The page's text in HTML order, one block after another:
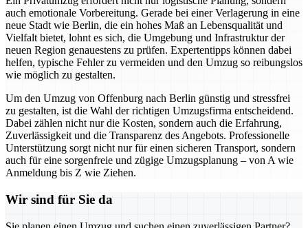
auch emotionale Vorbereitung. Gerade bei einer Verlagerung in eine
neue Stadt wie Berlin, die ein hohes Maß an Lebensqualität und
Vielfalt bietet, lohnt es sich, die Umgebung und Infrastruktur der
neuen Region genauestens zu prüfen. Expertentipps können dabei
helfen, typische Fehler zu vermeiden und den Umzug so reibungslos
wie möglich zu gestalten.
Um den Umzug von Offenburg nach Berlin günstig und stressfrei
zu gestalten, ist die Wahl der richtigen Umzugsfirma entscheidend.
Dabei zählen nicht nur die Kosten, sondern auch die Erfahrung,
Zuverlässigkeit und die Transparenz des Angebots. Professionelle
Unterstützung sorgt nicht nur für einen sicheren Transport, sondern
auch für eine sorgenfreie und zügige Umzugsplanung – von A wie
Anmeldung bis Z wie Ziehen.
Wir sind für Sie da